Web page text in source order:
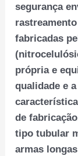
segurança
fabricadas
própria e
qualidade e
de
tipo tubular
armas